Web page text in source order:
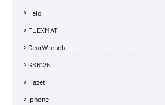
Felo
FLEXMAT
GearWrench
GSR125
Hazet
Iphone